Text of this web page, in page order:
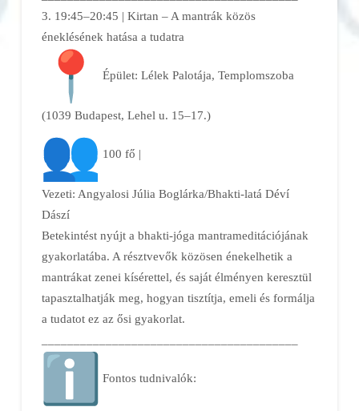
3. 19:45–20:45 | Kirtan – A mantrák közös
éneklésének hatása a tudatra
Épület: Lélek Palotája, Templomszoba
(1039 Budapest, Lehel u. 15–17.)
100 fő |
Vezeti: Angyalosi Júlia Boglárka/Bhakti-latá Déví
Dászí
Betekintést nyújt a bhakti-jóga mantrameditációjának
gyakorlatába. A résztvevők közösen énekelhetik a
mantrákat zenei kísérettel, és saját élményen keresztül
tapasztalhatják meg, hogyan tisztítja, emeli és formálja
a tudatot ez az ősi gyakorlat.
Fontos tudnivalók: